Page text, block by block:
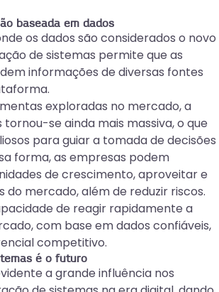
baseada em dados
os dados são considerados o novo
de sistemas permite que as
informações de diversas fontes
exploradas no mercado, a
se ainda mais massiva, o que
para guiar a tomada de decisões
forma, as empresas podem
de crescimento, aproveitar e
do mercado, além de reduzir riscos.
de reagir rapidamente a
com base em dados confiáveis,
competitivo.
é o futuro
a grande influência nos